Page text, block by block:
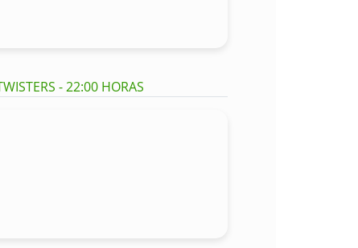
- 22:00 HORAS